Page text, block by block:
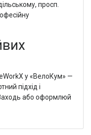
просп.
у «ВелоКум» —
підхід і
або оформлюй